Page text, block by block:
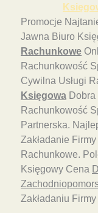
Promocje
Jawna Biuro
Rachunkowe
Rachunkowość
Cywilna Usługi
Księgowa
Rachunkowość
Partnerska.
Zakładanie
Rachunkowe.
Księgowy Cena
Zakładaniu Firmy